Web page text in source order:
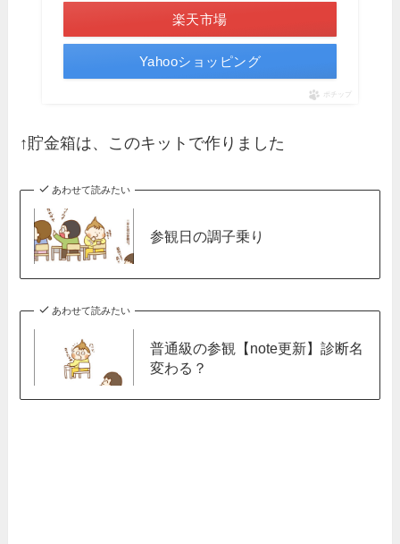
楽天市場
Yahooショッピング
ポチップ
↑貯金箱は、このキットで作りました
あわせて読みたい
参観日の調子乗り
あわせて読みたい
普通級の参観【note更新】診断名
変わる？